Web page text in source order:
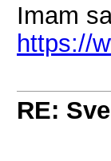
Imam
https://
RE: